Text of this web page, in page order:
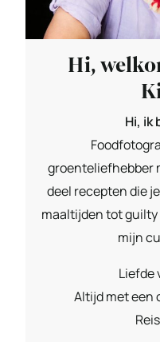
Hi,
Hi, ik
groenteliefhebber
deel recepten die
maaltijden tot guilty
mijn
Liefde
Altijd met een